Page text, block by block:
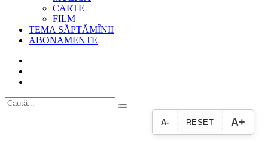
CARTE
FILM
TEMA SĂPTĂMÎNII
ABONAMENTE
A- RESET A+